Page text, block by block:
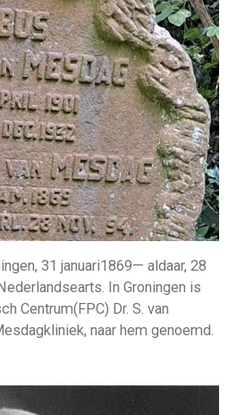
31 januari1869— aldaar, 28
In Groningen is
Centrum(FPC) Dr. S. van
naar hem genoemd.